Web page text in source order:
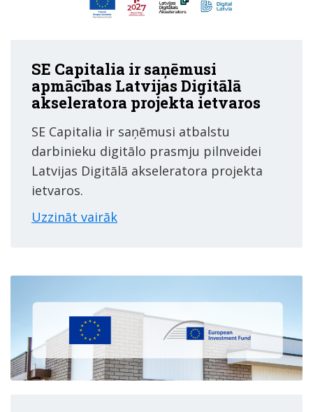
SE Capitalia ir saņēmusi
apmācības Latvijas Digitālā
akseleratora projekta ietvaros
SE Capitalia ir saņēmusi atbalstu
darbinieku digitālo prasmju pilnveidei
Latvijas Digitālā akseleratora projekta
ietvaros.
Uzzināt vairāk